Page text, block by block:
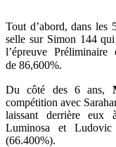
Tout d’abord, dans les
selle sur Simon 144
l’épreuve
de 86,600%.
Du côté des 6 ans,
compétition avec
laissant derrière eux
Luminosa et
(66.400%).